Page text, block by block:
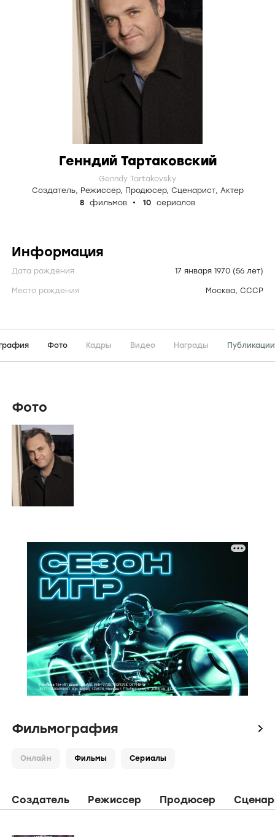
Генндий Тартаковский
Genndy Tartakovsky
Создатель, Режиссер, Продюсер, Сценарист, Актер
8
фильмов 10 сериалов
Информация
Дата рождения 17 января 1970 (56 лет)
Место рождения Москва, СССР
Фото Кадры Видео Награды Публикации
Фото
Фильмография icon
Онлайн Фильмы Сериалы
Создатель Режиссер Продюсер